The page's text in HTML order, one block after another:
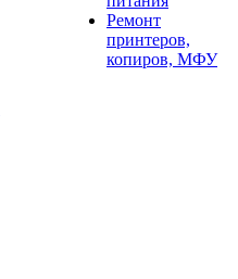
Ремонт
принтеров,
копиров, МФУ